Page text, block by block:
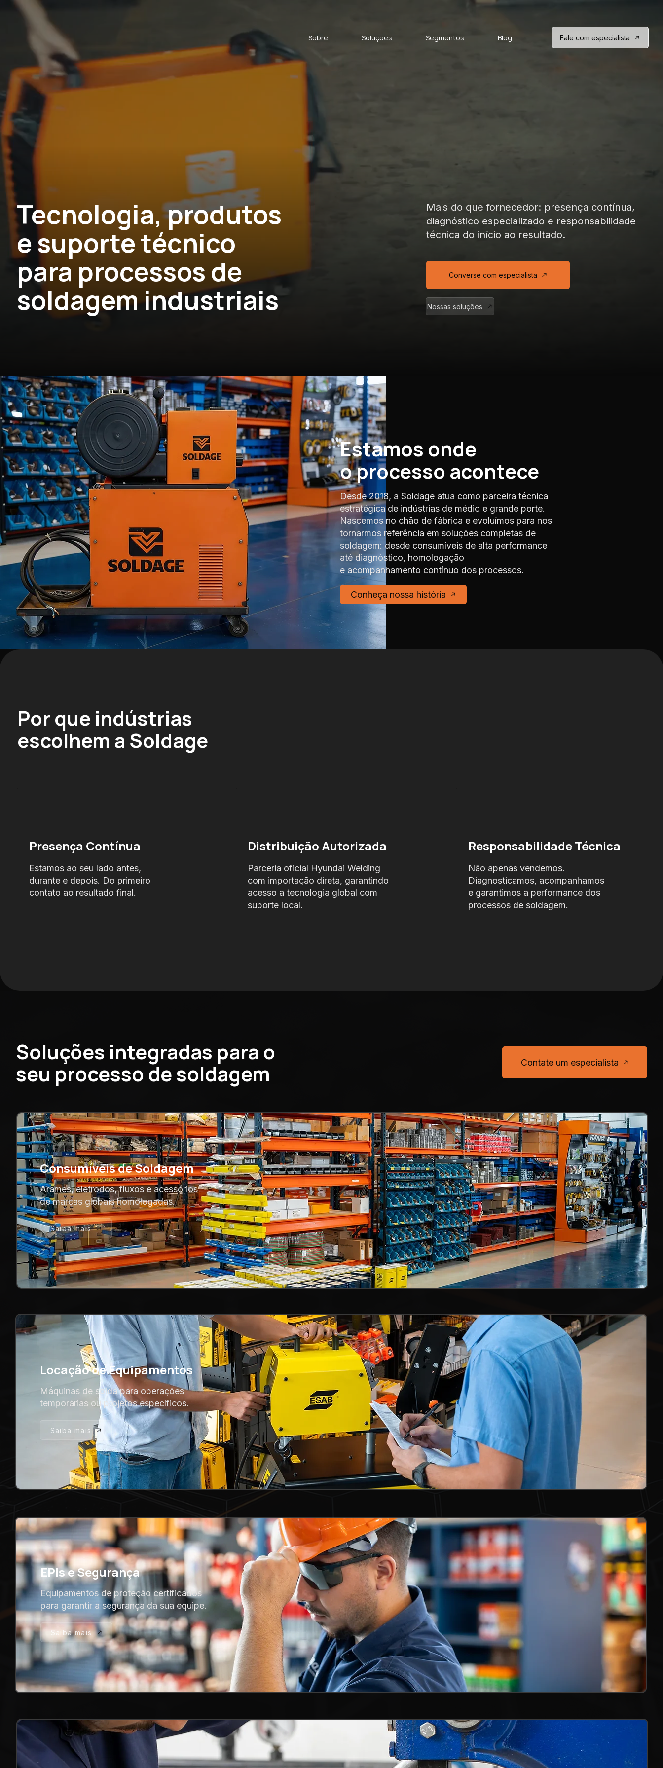
Sobre Soluções Segmentos Blog Fale com especialista
Tecnologia, produtos
e suporte técnico
para processos de
soldagem industriais
Mais do que fornecedor: presença contínua,
diagnóstico especializado e responsabilidade
técnica do início ao resultado.
Converse com especialista
Nossas soluções
Estamos onde
o processo acontece
Desde 2018, a Soldage atua como parceira técnica
estratégica de indústrias de médio e grande porte.
Nascemos no chão de fábrica e evoluímos para nos
tornarmos referência em soluções completas de
soldagem: desde consumíveis de alta performance
até diagnóstico, homologação
e acompanhamento contínuo dos processos.
Conheça nossa história
Por que indústrias
escolhem a Soldage
Presença Contínua
Estamos ao seu lado antes,
durante e depois. Do primeiro
contato ao resultado final.
Distribuição Autorizada
Parceria oficial Hyundai Welding
com importação direta, garantindo
acesso a tecnologia global com
suporte local.
Responsabilidade Técnica
Não apenas vendemos.
Diagnosticamos, acompanhamos
e garantimos a performance dos
processos de soldagem.
Soluções integradas para o
seu processo de soldagem
Contate um especialista
Consumíveis de Soldagem
Arames, eletrodos, fluxos e acessórios
de marcas globais homologadas.
Saiba mais
Locação de Equipamentos
Máquinas de solda para operações
temporárias ou projetos específicos.
Saiba mais
EPIs e Segurança
Equipamentos de proteção certificados
para garantir a segurança da sua equipe.
Saiba mais